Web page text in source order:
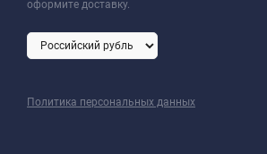
оформите доставку.
Политика персональных данных